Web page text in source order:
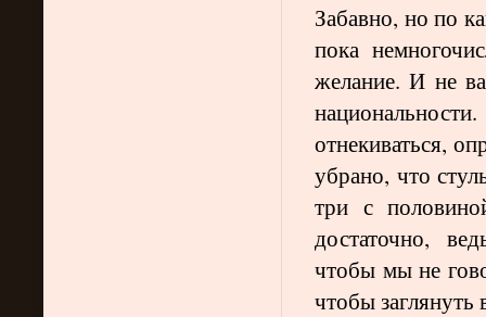
Забавно, но по
пока
желание. И не
отнекиваться,
убрано, что
три с
достаточно,
чтобы мы не
чтобы